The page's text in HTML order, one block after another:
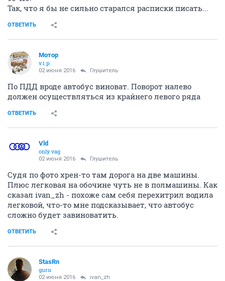
Так, что я бы не сильно старался расписки писать...
ОТВЕТИТЬ
Мотор
v.i.p.
02 июня 2016 Глушитель
По ПДД вроде автобус виноват. Поворот налево
должен осуществляться из крайнего левого ряда
ОТВЕТИТЬ
Vld
only vag
02 июня 2016 Глушитель
Судя по фото хрен-то там дорога на две машины.
Плюс легковая на обочине чуть не в полмашины. Как
сказал ivаn_zh - похоже сам себя перехитрил водила
легковой, что-то мне подсказывает, что автобус
сложно будет завиноватить.
ОТВЕТИТЬ
StasRn
guru
02 июня 2016 ivаn_zh